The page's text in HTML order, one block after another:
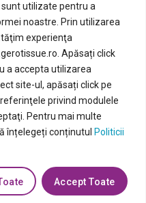
sunt utilizate pentru a
noastre. Prin utilizarea
experienţa
Apăsați click
a accepta utilizarea
site-ul, apăsați click pe
privind modulele
Pentru mai multe
înțelegeți conținutul Politicii
Accept Toate
2026. Toate
0